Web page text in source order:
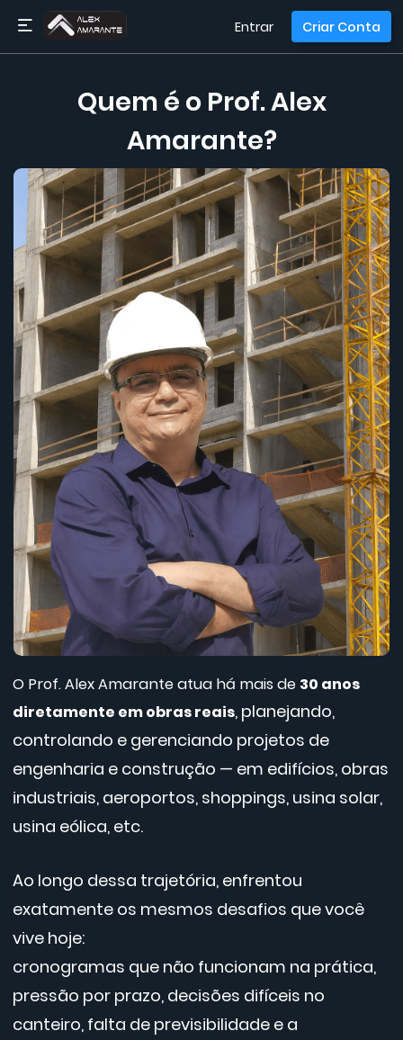
Entrar Criar Conta
Quem é o Prof. Alex
Amarante?
O Prof. Alex Amarante atua há mais de 30 anos
diretamente em obras reais, planejando,
controlando e gerenciando projetos de
engenharia e construção — em edifícios, obras
industriais, aeroportos, shoppings, usina solar,
usina eólica, etc.
Ao longo dessa trajetória, enfrentou
exatamente os mesmos desafios que você
vive hoje:
cronogramas que não funcionam na prática,
pressão por prazo, decisões difíceis no
canteiro, falta de previsibilidade e a